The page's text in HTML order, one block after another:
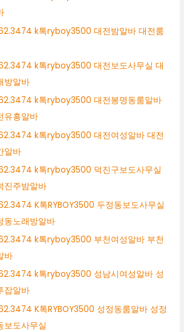
k톡ryboy3500 대전밤알바 대전룸
k톡ryboy3500 대전보도사무실 대
방알바
k톡ryboy3500 대전봉명동룸알바
유흥알바
k톡ryboy3500 대전여성알바 대전
알바
k톡ryboy3500 덕진구보도사무실
진주밤알바
K톡RYBOY3500 두정동보도사무실
동노래방알바
k톡ryboy3500 부천여성알바 부천
바
k톡ryboy3500 성남시여성알바 성
잡알바
K톡RYBOY3500 성정동룸알바 성정
보도사무실